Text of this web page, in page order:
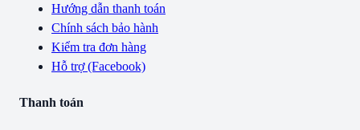
Hướng dẫn thanh toán
Chính sách bảo hành
Kiểm tra đơn hàng
Hỗ trợ (Facebook)
Thanh toán